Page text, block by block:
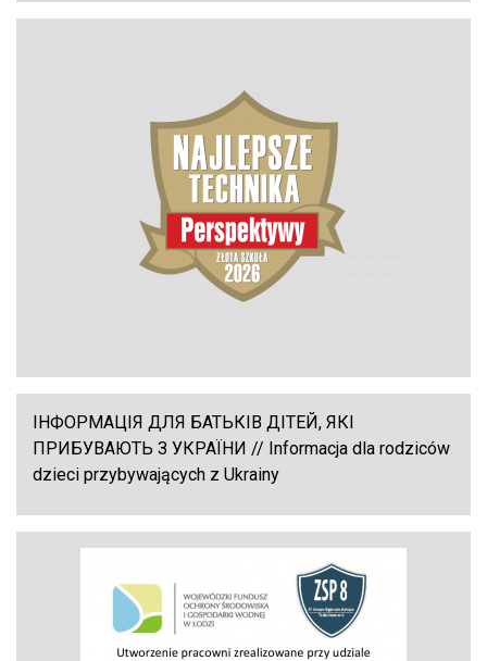
ІНФОРМАЦІЯ ДЛЯ БАТЬКІВ ДІТЕЙ, ЯКІ
ПРИБУВАЮТЬ З УКРАЇНИ // Informacja dla rodziców
dzieci przybywających z Ukrainy